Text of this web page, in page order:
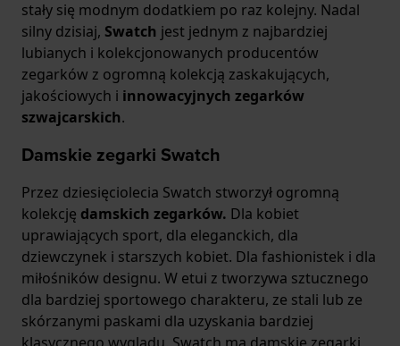
stały się modnym dodatkiem po raz kolejny. Nadal
silny dzisiaj, Swatch jest jednym z najbardziej
lubianych i kolekcjonowanych producentów
zegarków z ogromną kolekcją zaskakujących,
jakościowych i innowacyjnych zegarków
szwajcarskich.
Damskie zegarki Swatch
Przez dziesięciolecia Swatch stworzył ogromną
kolekcję damskich zegarków. Dla kobiet
uprawiających sport, dla eleganckich, dla
dziewczynek i starszych kobiet. Dla fashionistek i dla
miłośników designu. W etui z tworzywa sztucznego
dla bardziej sportowego charakteru, ze stali lub ze
skórzanymi paskami dla uzyskania bardziej